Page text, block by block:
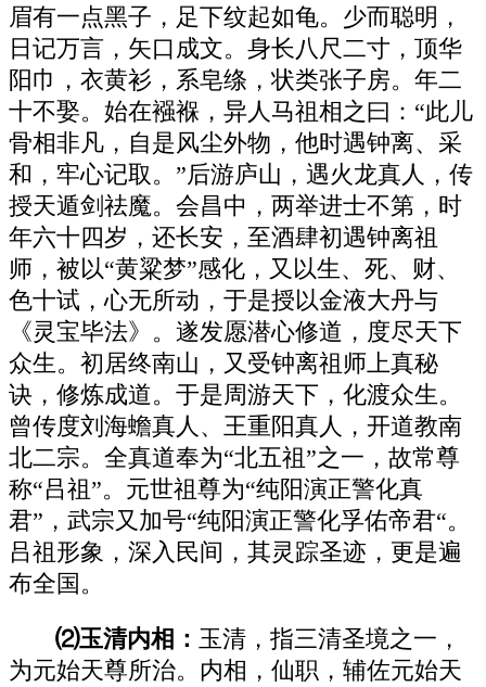
眉有一点黑子，足下纹起如龟。少而聪明，
日记万言，矢口成文。身长八尺二寸，顶华
阳巾，衣黄衫，系皂绦，状类张子房。年二
十不娶。始在襁褓，异人马祖相之曰：“此儿
骨相非凡，自是风尘外物，他时遇钟离、采
和，牢心记取。”后游庐山，遇火龙真人，传
授天遁剑祛魔。会昌中，两举进士不第，时
年六十四岁，还长安，至酒肆初遇钟离祖
师，被以“黄粱梦”感化，又以生、死、财、
色十试，心无所动，于是授以金液大丹与
《灵宝毕法》。遂发愿潜心修道，度尽天下
众生。初居终南山，又受钟离祖师上真秘
诀，修炼成道。于是周游天下，化渡众生。
曾传度刘海蟾真人、王重阳真人，开道教南
北二宗。全真道奉为“北五祖”之一，故常尊
称“吕祖”。元世祖尊为“纯阳演正警化真
君”，武宗又加号“纯阳演正警化孚佑帝君“。
吕祖形象，深入民间，其灵踪圣迹，更是遍
布全国。
⑵玉清内相： 玉清，指三清圣境之一，
为元始天尊所治。内相，仙职，辅佐元始天